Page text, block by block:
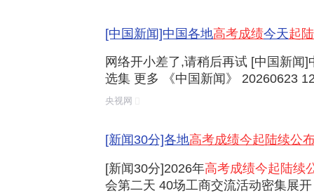
[中国新闻]中国各地高考成绩今天起
网络开小差了,请稍后再试 [中国新闻]
选集 更多 《中国新闻》 20260623
00 《中国新闻》 20260623 07:00
央视网
[新闻30分]各地高考成绩今起陆续公
[新闻30分]2026年高考成绩今起陆续
会第二天 40场工商交流活动密集展